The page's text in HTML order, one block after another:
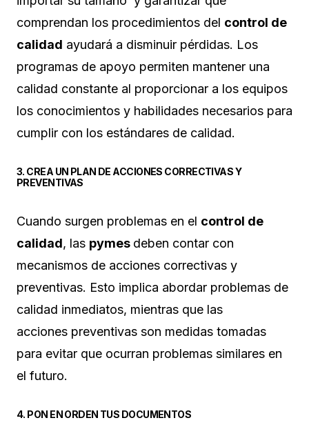
comprendan los procedimientos del control de
calidad ayudará a disminuir pérdidas. Los
programas de apoyo permiten mantener una
calidad constante al proporcionar a los equipos
los conocimientos y habilidades necesarios para
cumplir con los estándares de calidad.
3. CREA UN PLAN DE ACCIONES CORRECTIVAS Y
PREVENTIVAS
Cuando surgen problemas en el control de
calidad, las pymes deben contar con
mecanismos de acciones correctivas y
preventivas. Esto implica abordar problemas de
calidad inmediatos, mientras que las
acciones preventivas son medidas tomadas
para evitar que ocurran problemas similares en
el futuro.
4. PON EN ORDEN TUS DOCUMENTOS